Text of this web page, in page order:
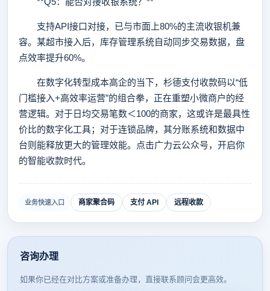
支持API接口对接，已与市面上80%的主流收银机兼
容。某超市接入后，库存管理系统自动同步交易数据，盘
点效率提升60%。
在数字化转型成本高企的当下，杉德支付收款码以“低
门槛接入+高效率运营”的组合拳，正在重塑小微商户的经
营逻辑。对于日均交易笔数＜100的商家，这或许是最具性
价比的数字化工具；对于连锁品牌，其分账系统和数据中
台则能释放更大的管理效能。点击广力云公众号，开启你
的智能收款时代。
业务快速入口 商家聚合码 支付 API 远程收款
咨询办理
如果你已经在对比方案或准备办理，直接联系顾问会更高效。